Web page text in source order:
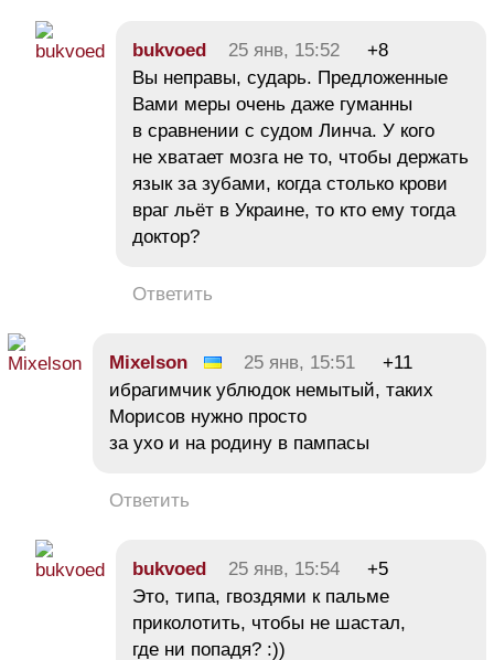
bukvoed 25 янв, 15:52
+8
Вы неправы, сударь. Предложенные
Вами меры очень даже гуманны
в сравнении с судом Линча. У кого
не хватает мозга не то, чтобы держать
язык за зубами, когда столько крови
враг льёт в Украине, то кто ему тогда
доктор?
Ответить
Mixelson 25 янв, 15:51
+11
ибрагимчик ублюдок немытый, таких
Морисов нужно просто
за ухо и на родину в пампасы
Ответить
bukvoed 25 янв, 15:54
+5
Это, типа, гвоздями к пальме
приколотить, чтобы не шастал,
где ни попадя? :))